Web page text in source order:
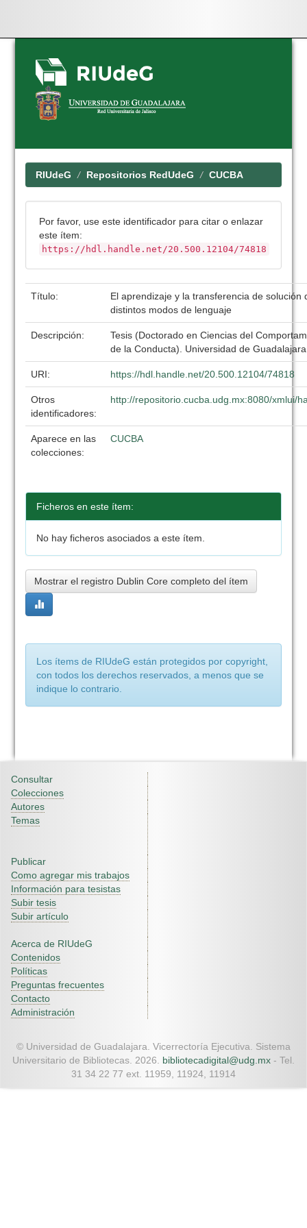
Skip
navigation
RIUdeG Repositorios RedUdeG CUCBA
Por favor, use este identificador para citar o enlazar
este ítem:
https://hdl.handle.net/20.500.12104/74818
Título:
El aprendizaje y la transferencia de solución
distintos modos de lenguaje
Descripción:
Tesis (Doctorado en Ciencias del
de la Conducta). Universidad de
URI: https://hdl.handle.net/20.500.12104/74818
Otros
identificadores:
http://repositorio.cucba.udg.mx:8080/xmlui/
Aparece en las
colecciones:
CUCBA
Ficheros en este ítem:
No hay ficheros asociados a este ítem.
Mostrar el registro Dublin Core completo del ítem
Los ítems de RIUdeG están protegidos por copyright,
con todos los derechos reservados, a menos que se
indique lo contrario.
Consultar
Colecciones
Autores
Temas
Publicar
Como agregar mis trabajos
Información para tesistas
Subir tesis
Subir artículo
Acerca de RIUdeG
Contenidos
Políticas
Preguntas frecuentes
Contacto
Administración
© Universidad de Guadalajara. Vicerrectoría Ejecutiva. Sistema
Universitario de Bibliotecas. 2026. bibliotecadigital@udg.mx - Tel.
31 34 22 77 ext. 11959, 11924, 11914